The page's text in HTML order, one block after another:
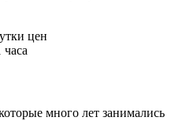
цен
много лет занимались